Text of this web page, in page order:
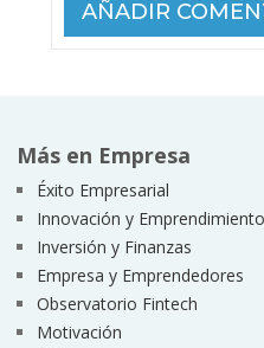
Más en Empresa
Éxito Empresarial
Innovación y Emprendimiento
Inversión y Finanzas
Empresa y Emprendedores
Observatorio Fintech
Motivación